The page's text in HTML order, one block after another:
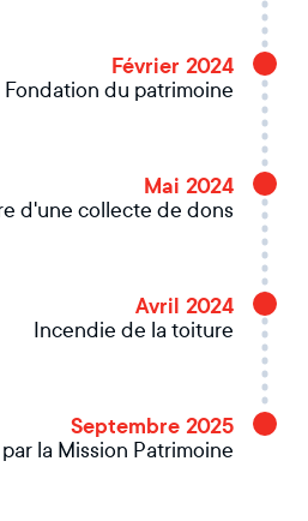
Février 2024
du patrimoine
Mai 2024
d'une collecte de dons
Avril 2024
Incendie de la toiture
Septembre 2025
la Mission Patrimoine